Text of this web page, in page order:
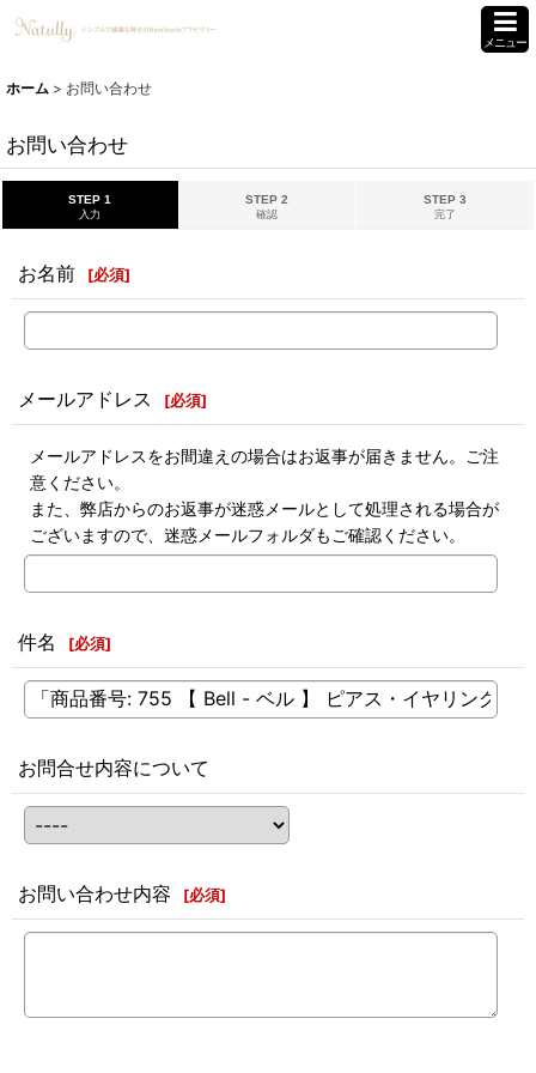
メニュー
ホーム > お問い合わせ
お問い合わせ
STEP 1
入力
STEP 2
確認
STEP 3
完了
お名前 [必須]
メールアドレス [必須]
メールアドレスをお間違えの場合はお返事が届きません。ご注
意ください。
また、弊店からのお返事が迷惑メールとして処理される場合が
ございますので、迷惑メールフォルダもご確認ください。
件名 [必須]
お問合せ内容について
お問い合わせ内容 [必須]